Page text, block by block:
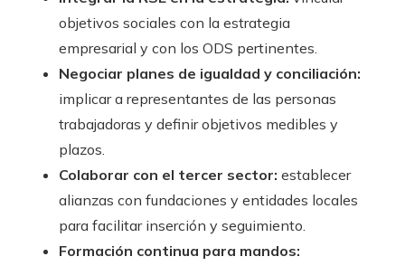
objetivos sociales con la estrategia
empresarial y con los ODS pertinentes.
Negociar planes de igualdad y conciliación:
implicar a representantes de las personas
trabajadoras y definir objetivos medibles y
plazos.
Colaborar con el tercer sector: establecer
alianzas con fundaciones y entidades locales
para facilitar inserción y seguimiento.
Formación continua para mandos: